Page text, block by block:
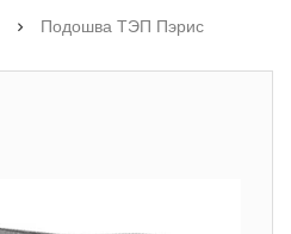
Подошва ТЭП Пэрис